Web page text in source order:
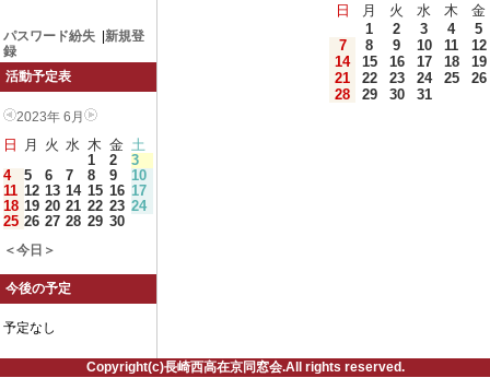
パスワード紛失
新規登
録
活動予定表
2023年 6月
日 月 火 水 木 金 土
1
2
3
4
5 6 7 8 9
10
11 12 13 14 15 16 17
18 19 20 21 22 23 24
25 26 27 28 29 30
＜今日＞
今後の予定
予定なし
日
月 火 水 木
金
1
2 3 4
5
7
8 9 10 11
12
14
15 16 17 18
19
21
22 23 24 25
26
28
29 30 31
Copyright(c)長崎西高在京同窓会.All rights reserved.